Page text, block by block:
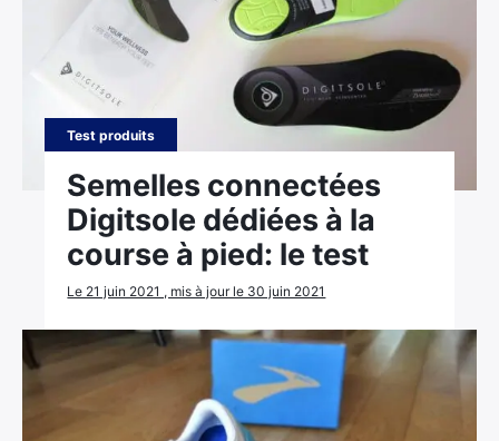
Test produits
Semelles connectées
Digitsole dédiées à la
course à pied: le test
Le 21 juin 2021 , mis à jour le 30 juin 2021